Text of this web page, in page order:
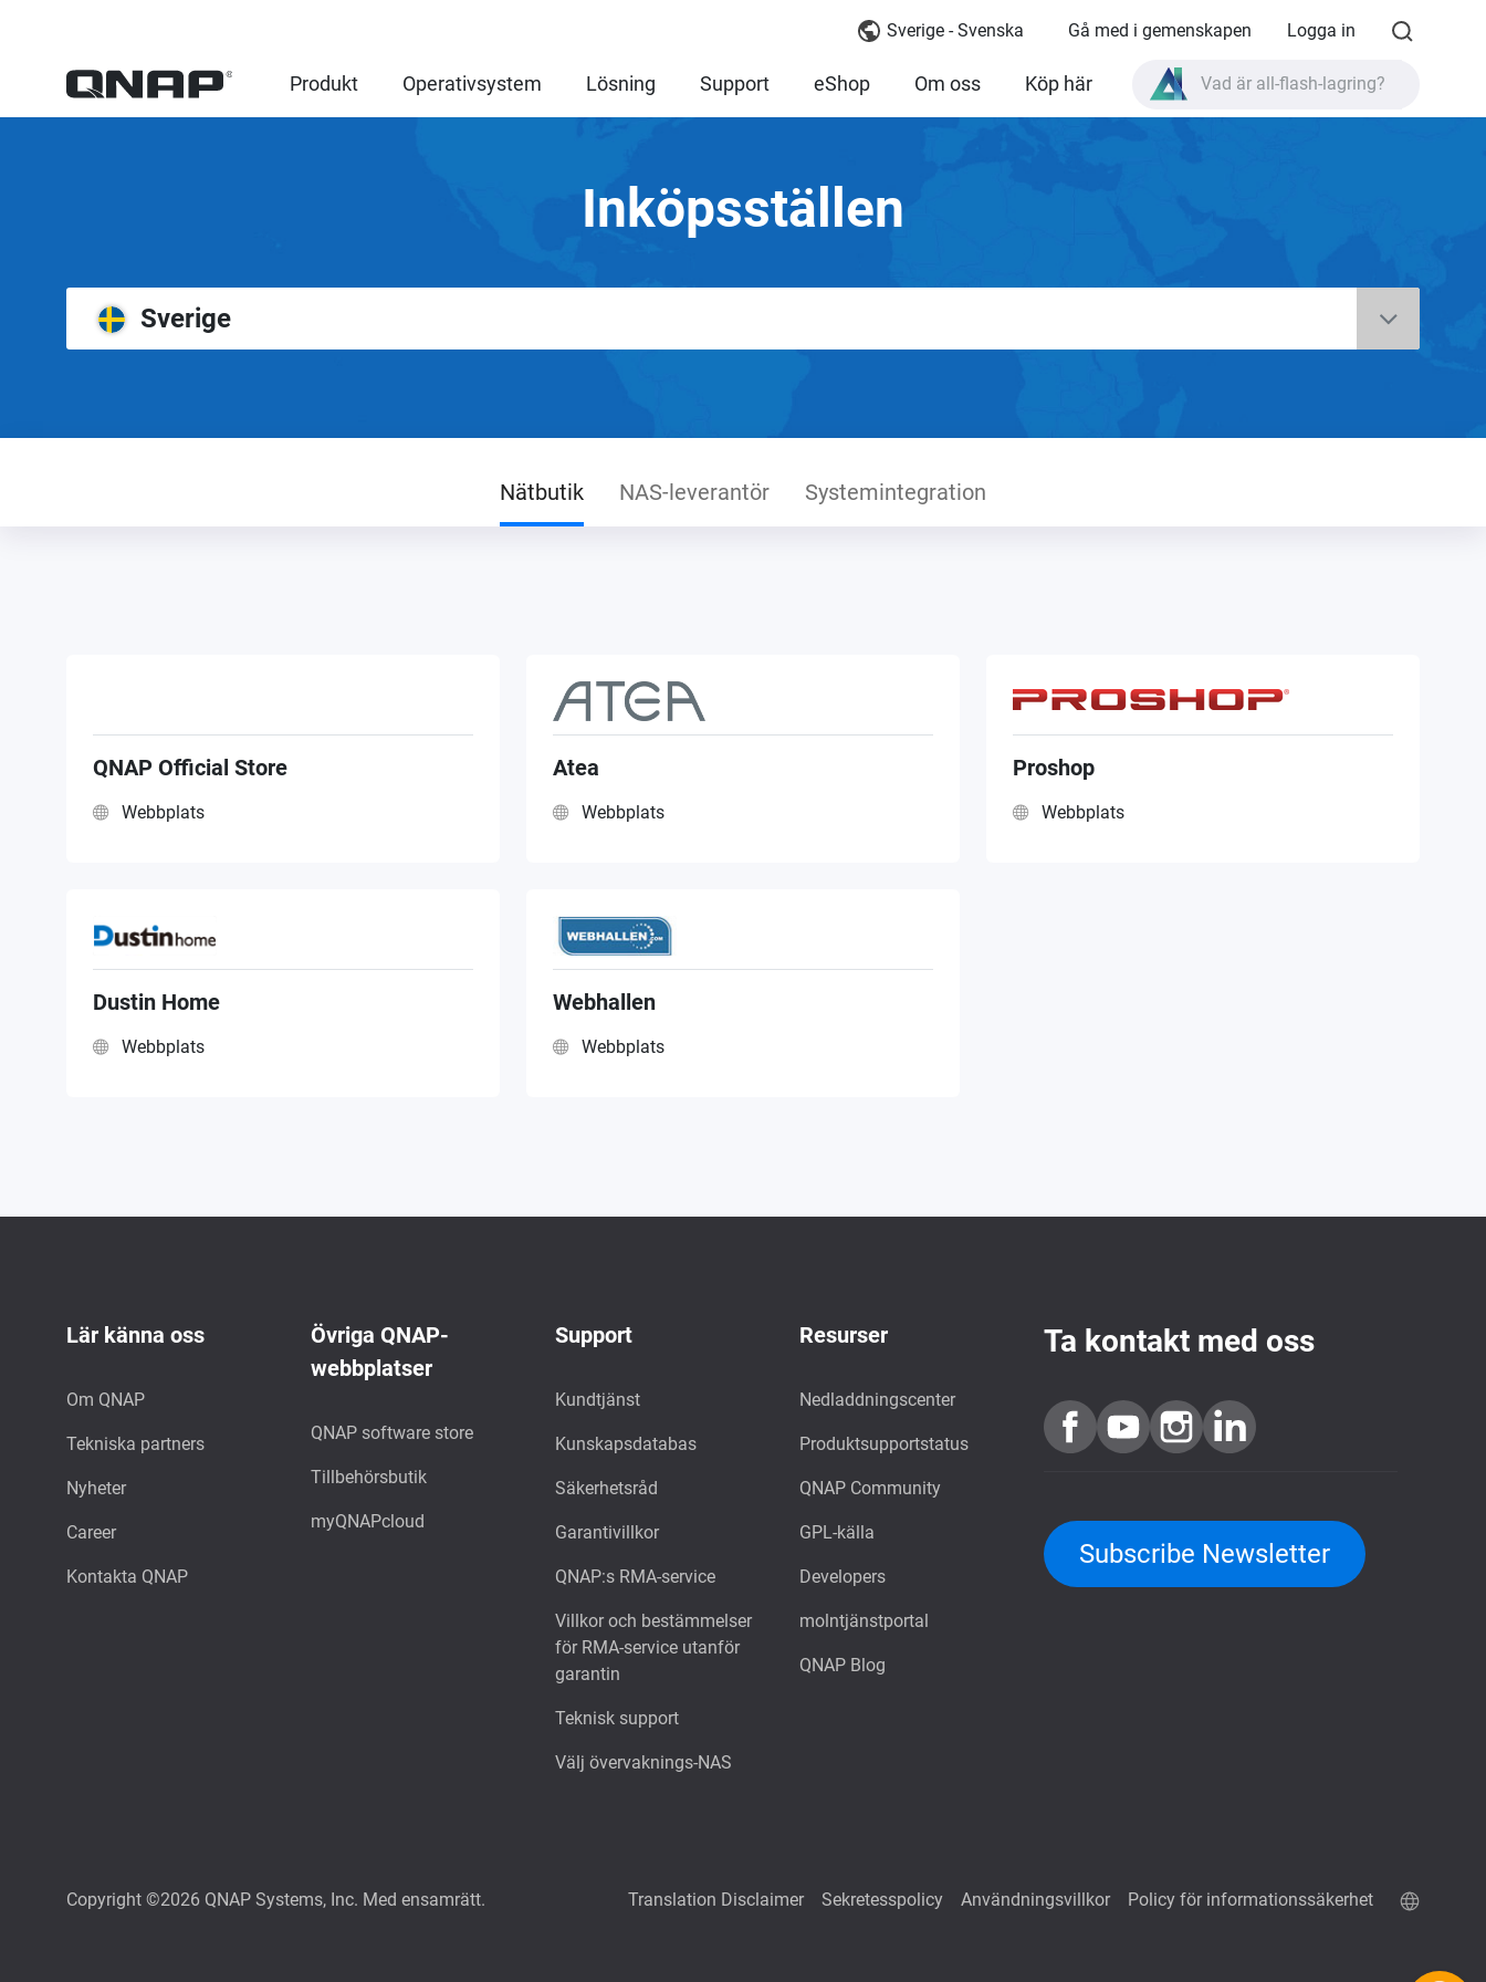
Sverige - Svenska Gå med i gemenskapen Logga in
Produkt Operativsystem Lösning Support eShop Om oss Köp här Vad är all-flash-lagring?
Inköpsställen
Sverige
Nätbutik NAS-leverantör Systemintegration
QNAP Official Store
Webbplats
Atea
Webbplats
Proshop
Webbplats
Dustin Home
Webbplats
Webhallen
Webbplats
Lär känna oss
Om QNAP
Tekniska partners
Nyheter
Career
Kontakta QNAP
Övriga QNAP-
webbplatser
QNAP software store
Tillbehörsbutik
myQNAPcloud
Support
Kundtjänst
Kunskapsdatabas
Säkerhetsråd
Garantivillkor
QNAP:s RMA-service
Villkor och bestämmelser
för RMA-service utanför
garantin
Teknisk support
Välj övervaknings-NAS
Resurser
Nedladdningscenter
Produktsupportstatus
QNAP Community
GPL-källa
Developers
molntjänstportal
QNAP Blog
Ta kontakt med oss
Subscribe Newsletter
Copyright ©2026 QNAP Systems, Inc. Med ensamrätt. Translation Disclaimer Sekretesspolicy Användningsvillkor Policy för informationssäkerhet